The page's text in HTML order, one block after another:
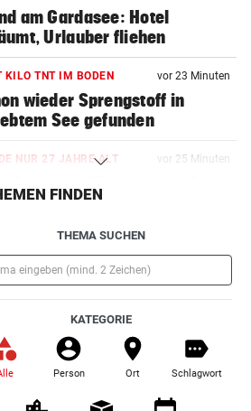
am Gardasee: Hotel
Urlauber fliehen
KILO TNT IM BODEN vor 23 Minuten
wieder Sprengstoff in
See gefunden
NUR 27 JAHRE ALT vor 25 Minuten
trauert! Teamspieler bei
ermordet
KOMMENTAR
Kinder: Freude und
IN THALGAU
(32) starb nach Kollision
Kipplaster
WIEDERERKANNT!“ vor 42 Minuten
FINDEN
THEMA SUCHEN
KATEGORIE
Person Ort Schlagwort